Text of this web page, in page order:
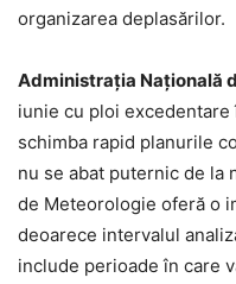
organizarea deplasărilor.
Administrația Națională
iunie cu ploi
schimba rapid planurile
nu se abat puternic de la
de Meteorologie oferă o
deoarece intervalul
include perioade în care